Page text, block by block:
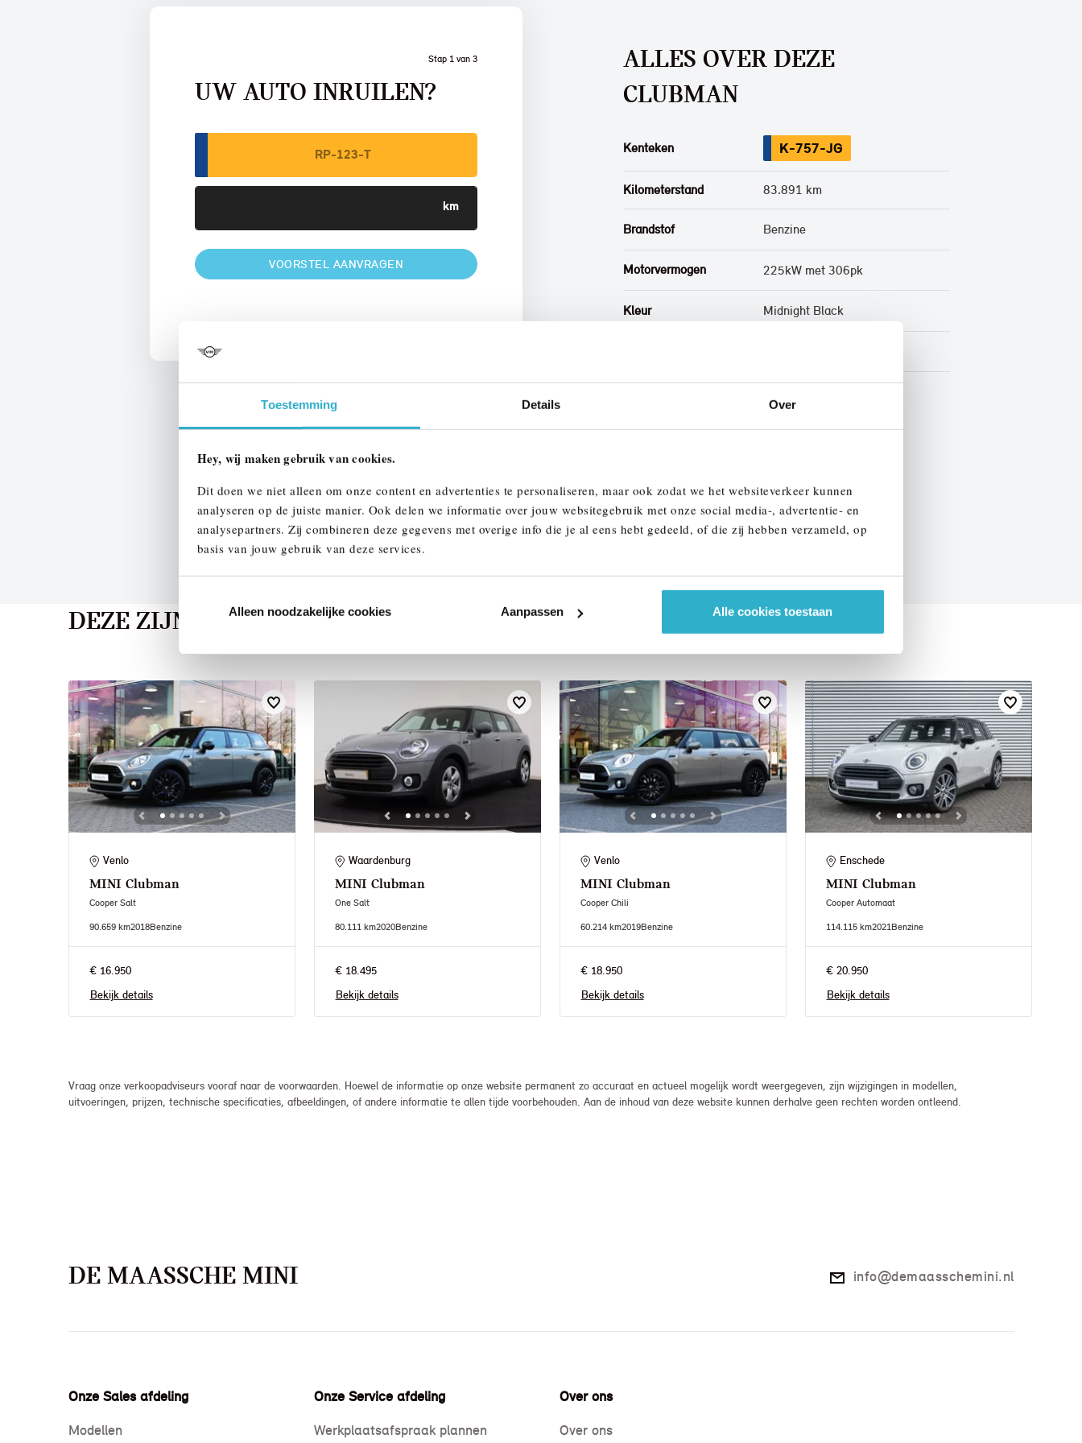
Toestemming Details Over
Hey, wij maken gebruik van cookies.
Dit doen we niet alleen om onze content en advertenties te personaliseren, maar ook zodat we het websiteverkeer kunnen
analyseren op de juiste manier. Ook delen we informatie over jouw websitegebruik met onze social media-, advertentie- en
analysepartners. Zij combineren deze gegevens met overige info die je al eens hebt gedeeld, of die zij hebben verzameld, op
basis van jouw gebruik van deze services.
Alleen noodzakelijke cookies Aanpassen Alle cookies toestaan
Stap 1 van 3
UW AUTO INRUILEN?
VOORSTEL AANVRAGEN
ALLES OVER DEZE
CLUBMAN
Kenteken K-757-JG
Kilometerstand 83.891 km
Brandstof Benzine
Motorvermogen 225kW met 306pk
Kleur Midnight Black
DEZE ZIJN VERGELIJKBAAR
Venlo
MINI Clubman
Cooper Salt
90.659 km2018Benzine
€ 16.950
Bekijk details
Waardenburg
MINI Clubman
One Salt
80.111 km2020Benzine
€ 18.495
Bekijk details
Venlo
MINI Clubman
Cooper Chili
60.214 km2019Benzine
€ 18.950
Bekijk details
Enschede
MINI Clubman
Cooper Automaat
114.115 km2021Benzine
€ 20.950
Bekijk details
Vraag onze verkoopadviseurs vooraf naar de voorwaarden. Hoewel de informatie op onze website permanent zo accuraat en actueel mogelijk wordt weergegeven, zijn wijzigingen in modellen,
uitvoeringen, prijzen, technische specificaties, afbeeldingen, of andere informatie te allen tijde voorbehouden. Aan de inhoud van deze website kunnen derhalve geen rechten worden ontleend.
DE MAASSCHE MINI info@demaasschemini.nl
Onze Sales afdeling
Modellen
Onze Service afdeling
Werkplaatsafspraak plannen
Over ons
Over ons